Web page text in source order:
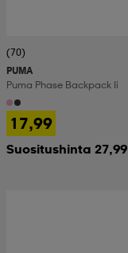
(70)
PUMA
Puma Phase Backpack Ii
17,99
Suositushinta 27,99